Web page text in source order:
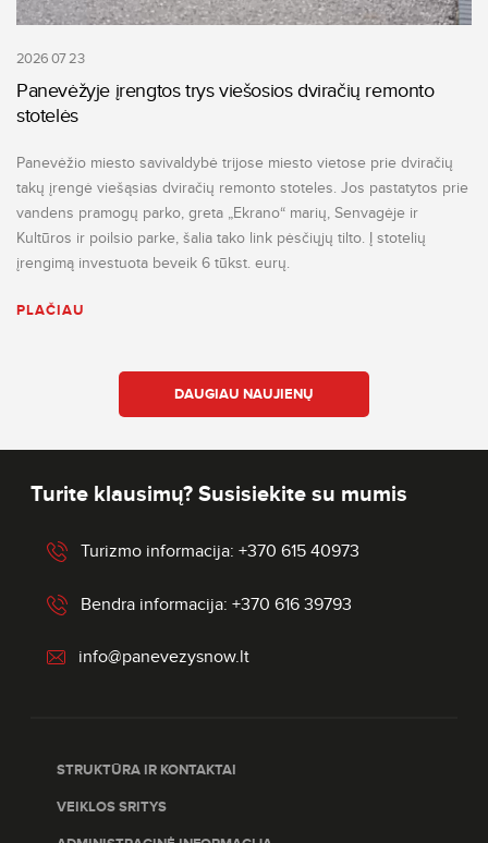
2026 07 23
Panevėžyje įrengtos trys viešosios dviračių remonto
stotelės
Panevėžio miesto savivaldybė trijose miesto vietose prie dviračių
takų įrengė viešąsias dviračių remonto stoteles. Jos pastatytos prie
vandens pramogų parko, greta „Ekrano“ marių, Senvagėje ir
Kultūros ir poilsio parke, šalia tako link pėsčiųjų tilto. Į stotelių
įrengimą investuota beveik 6 tūkst. eurų.
PLAČIAU
DAUGIAU NAUJIENŲ
Turite klausimų? Susisiekite su mumis
Turizmo informacija: +370 615 40973
Bendra informacija: +370 616 39793
info@panevezysnow.lt
STRUKTŪRA IR KONTAKTAI
VEIKLOS SRITYS